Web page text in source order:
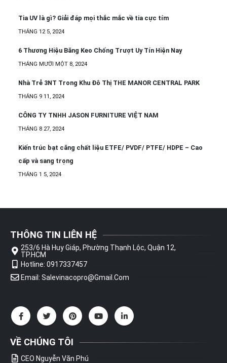
Tia UV là gì? Giải đáp mọi thắc mắc về tia cực tím
THÁNG 12 5, 2024
6 Thương Hiệu Băng Keo Chống Trượt Uy Tín Hiện Nay
THÁNG MƯỜI MỘT 8, 2024
Nhà Trẻ 3NT Trong Khu Đô Thị THE MANOR CENTRAL PARK
THÁNG 9 11, 2024
CÔNG TY TNHH JASON FURNITURE VIỆT NAM
THÁNG 8 27, 2024
Kiến trúc bạt căng chất liệu ETFE/ PVDF/ PTFE/ HDPE – Cao
cấp và sang trọng
THÁNG 1 5, 2024
THÔNG TIN LIÊN HỆ
253/6 Hà Huy Giáp, Phường Thạnh Lộc, Quận 12,
TP.HCM
Hotline: 0917337457
Email: Salevinacopro@gmail.com
VỀ CHÚNG TÔI
CEO Nguyễn Văn Phú